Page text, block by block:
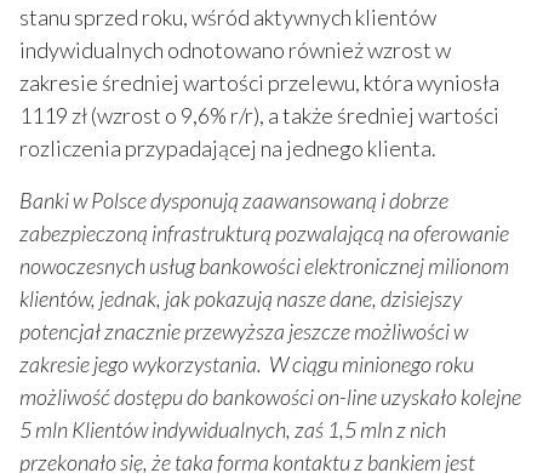
stanu sprzed roku, wśród aktywnych klientów
indywidualnych odnotowano również wzrost w
zakresie średniej wartości przelewu, która wyniosła
1119 zł (wzrost o 9,6% r/r), a także średniej wartości
rozliczenia przypadającej na jednego klienta.
Banki w Polsce dysponują zaawansowaną i dobrze
zabezpieczoną infrastrukturą pozwalającą na oferowanie
nowoczesnych usług bankowości elektronicznej milionom
klientów, jednak, jak pokazują nasze dane, dzisiejszy
potencjał znacznie przewyższa jeszcze możliwości w
zakresie jego wykorzystania. W ciągu minionego roku
możliwośćdostępu do bankowości on-line uzyskało kolejne
5 mln Klientów indywidualnych, zaś 1,5 mln z nich
przekonało się, że taka forma kontaktu z bankiem jest